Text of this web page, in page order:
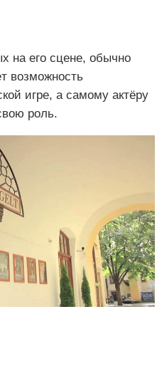
на его сцене, обычно
возможность
игре, а самому актёру
роль.